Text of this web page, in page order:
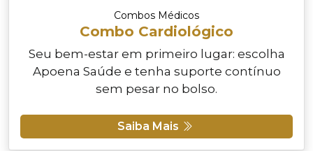
Combos Médicos
Combo Cardiológico
Seu bem-estar em primeiro lugar: escolha
Apoena Saúde e tenha suporte contínuo
sem pesar no bolso.
Saiba Mais